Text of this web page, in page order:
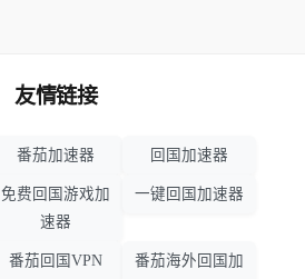
友情链接
番茄加速器 回国加速器
免费回国游戏加
速器
一键回国加速器
番茄回国VPN
番茄海外回国加